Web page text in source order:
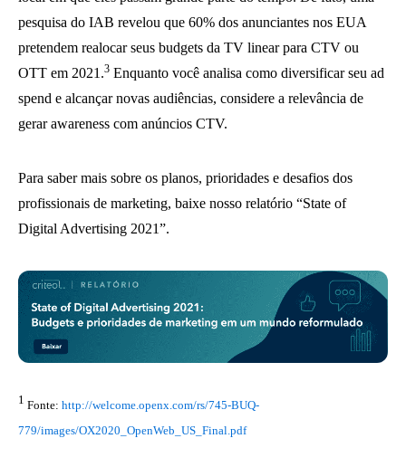
pesquisa do IAB revelou que 60% dos anunciantes nos EUA
pretendem realocar seus budgets da TV linear para CTV ou
OTT em 2021.3 Enquanto você analisa como diversificar seu ad
spend e alcançar novas audiências, considere a relevância de
gerar awareness com anúncios CTV.
Para saber mais sobre os planos, prioridades e desafios dos
profissionais de marketing, baixe nosso relatório “State of
Digital Advertising 2021”.
1 Fonte: http://welcome.openx.com/rs/745-BUQ-
779/images/OX2020_OpenWeb_US_Final.pdf